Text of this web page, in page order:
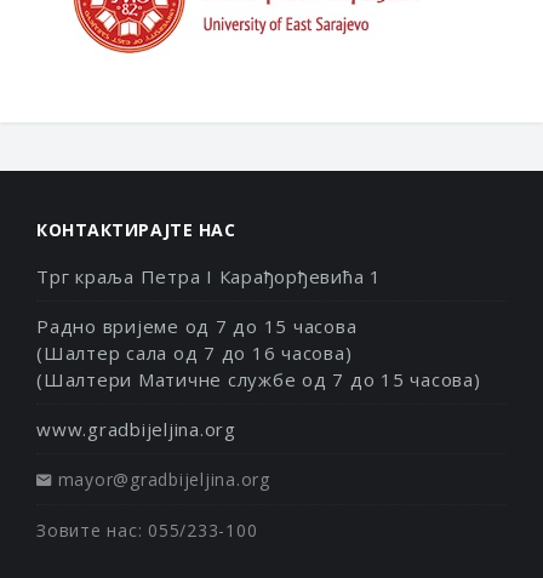
КОНТАКТИРАЈТЕ НАС
Трг краља Петра I Карађорђевића 1
Радно вријеме од 7 до 15 часова
(Шалтер сала од 7 до 16 часова)
(Шалтери Матичне службе од 7 до 15 часова)
www.gradbijeljina.org
mayor@gradbijeljina.org
Зовите нас: 055/233-100